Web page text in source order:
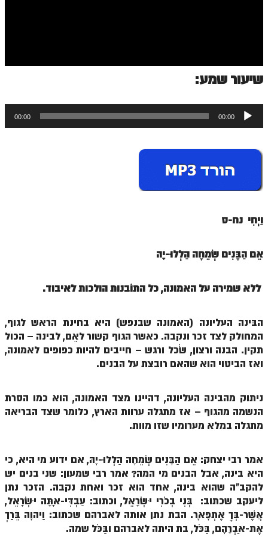
ספר הזוהר לך לך מתחילים
ספר הזוהר חיי שרה מתקדמים
ספר הזוהר תולדות מתחילים
ספר הזוהר ויצא מתחילים
ספר הזוהר וישלח מתחילים
הזוהר הקדוש וישלח מתקדמים
הזוהר הקדוש וישב מתקדמים
הזוהר הקדוש מקץ מתחילים
הזוהר הקדוש ויגש מתחילים
הזוהר הקדוש ויגש מתקדמים
הזוהר הקדוש ויחי מתחילים
הזוהר הקדוש ויחי מתקדמים
שיעור שמע:
אודיו
00:00
00:00
וַיְחִי נח-ס
אֵם הַבָּנִים שְׂמֵחָה הַלְלוּ-יָהּ
ללא שמירה על האמונה, כל התוֹבנות הולכות לאיבוד.
הבּינה העליונה (האמונה שבנפש) היא בחינת הראש לגוף,
המחולק לצד זכר ונקבה. כאשר הגוף קשור לאֵם, לבינה – הכול
תקין. הבנה ורצון, שֹֹכל ורגש – חייבים להיות כפופים לאמונה,
ואז הביטוי הוא שהאם רובצת על הבנים.
ניתוק מהבינה העליונה, דהיינו מצד האמונה, הוא כמו הסרת
הנשמה מהגוף – אז מתגלה ערוות הארץ, כלומר שצד הבריאה
מתגלה במלא מערומיו שזו מוות.
אמר רבי יצחק: אֵם הַבָּנִים שְׂמֵחָה הַלְלוּ-יָהּ, אם ידוע מי היא, כי
היא בינה, אבל הבנים מי המה? אמר רבי שמעון: שני בנים יש
להקב"ה שהוא בינה, אחד הוא זכר ואחת נקבה. הזכר נתן
ליעקב שכתוב: בְּנִי בְכֹרִי יִשְׂרָאֵל, וכתוב: עַבְדִּי-אָתָּה יִשְׂרָאֵל,
אֲשֶׁר-בְּךָ אֶתְפָּאָר. הבת נתן אותה לאברהם שכתוב: וַיהוָה בֵּרַךְ
אֶת-אַבְרָהָם, בַּכֹּל, בת היתה לאברהם ובַּכֹּל שמה.